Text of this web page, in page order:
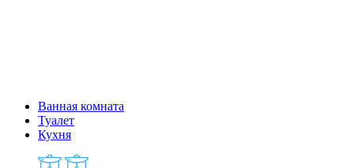
Ванная комната
Туалет
Кухня